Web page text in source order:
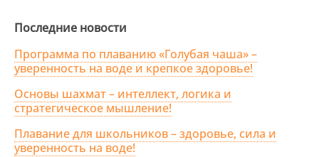
Последние новости
Программа по плаванию «Голубая чаша» –
уверенность на воде и крепкое здоровье!
Основы шахмат – интеллект, логика и
стратегическое мышление!
Плавание для школьников – здоровье, сила и
уверенность на воде!